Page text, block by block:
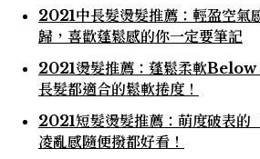
2021中長髮燙髮推薦：輕盈空
歸，喜歡蓬鬆感的你一定要筆記
2021燙髮推薦：蓬鬆柔軟
長髮都適合的鬆軟捲度！
2021短髮燙髮推薦：萌度破表的
凌亂感隨便撥都好看！